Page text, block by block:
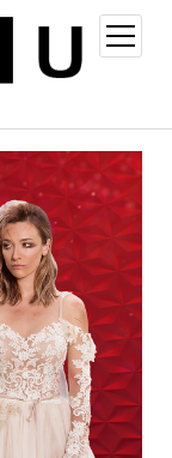
меню